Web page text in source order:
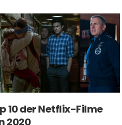
10 der Netflix-Filme
2020